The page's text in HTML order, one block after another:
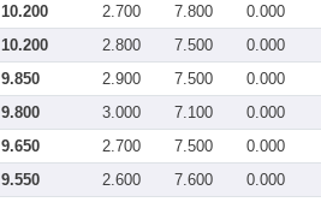
10.200 2.700 7.800 0.000
10.200 2.800 7.500 0.000
9.850 2.900 7.500 0.000
9.800 3.000 7.100 0.000
9.650 2.700 7.500 0.000
9.550 2.600 7.600 0.000